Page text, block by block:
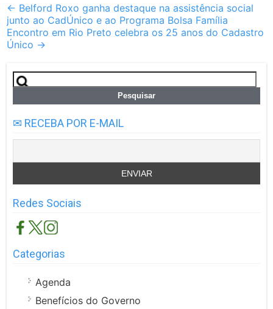
Post
navigation
← Belford Roxo ganha destaque na assistência social
junto ao CadÚnico e ao Programa Bolsa Família
Encontro em Rio Preto celebra os 25 anos do Cadastro
Único →
Pesquisar
por:
✉ RECEBA POR E-MAIL
Redes Sociais
Categorias
Agenda
Benefícios do Governo